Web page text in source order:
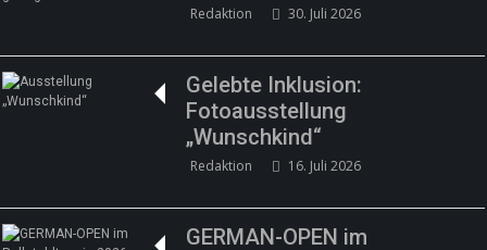
Redaktion 30. Juli 2026
Gelebte Inklusion:
Fotoausstellung
„Wunschkind“
Redaktion 16. Juli 2026
GERMAN-OPEN im